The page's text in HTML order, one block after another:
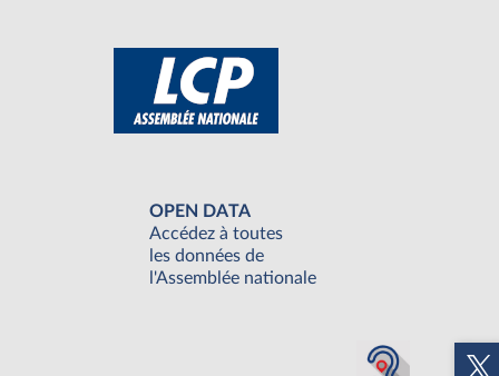
OPEN DATA
Accédez à toutes
les données de
l'Assemblée nationale